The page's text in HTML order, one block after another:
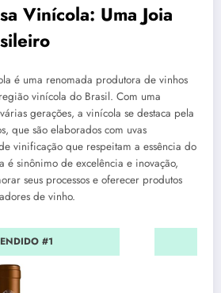
Vinícola: Uma Joia
é uma renomada produtora de vinhos
vinícola do Brasil. Com uma
gerações, a vinícola se destaca pela
que são elaborados com uvas
vinificação que respeitam a essência do
é sinônimo de excelência e inovação,
seus processos e oferecer produtos
de vinho.
#1